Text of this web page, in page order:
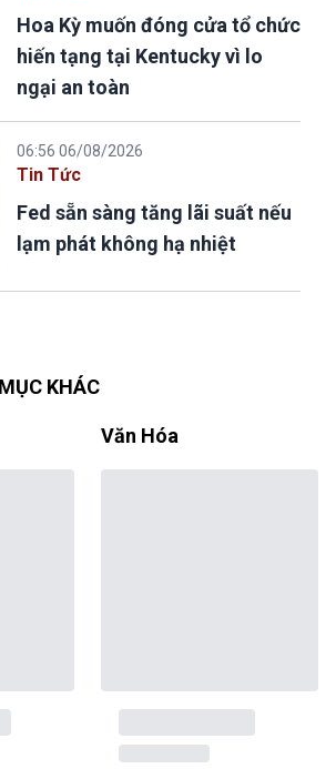
Hoa Kỳ muốn đóng cửa tổ chức
hiến tạng tại Kentucky vì lo
ngại an toàn
06:56 06/08/2026
Tin Tức
Fed sẵn sàng tăng lãi suất nếu
lạm phát không hạ nhiệt
KHÁC
Văn Hóa